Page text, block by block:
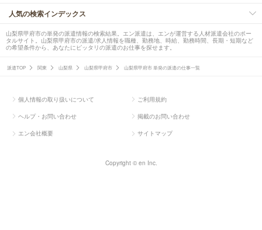
人気の検索インデックス
山梨県甲府市の単発の派遣情報の検索結果。エン派遣は、エンが運営する人材派遣会社のポー
タルサイト。山梨県甲府市の派遣/求人情報を職種、勤務地、時給、勤務時間、長期・短期など
の希望条件から、あなたにピッタリの派遣のお仕事を探せます。
派遣TOP 関東 山梨県 山梨県甲府市 山梨県甲府市 単発の派遣の仕事一覧
個人情報の取り扱いについて ご利用規約
ヘルプ・お問い合わせ 掲載のお問い合わせ
エン会社概要 サイトマップ
Copyright © en Inc.